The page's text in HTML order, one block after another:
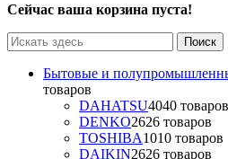
Сейчас ваша корзина пуста!
Бытовые и
товаров
DAHATSU4040 товаров
DENKO2626 товаров
TOSHIBA1010 товаров
DAIKIN2626 товаров